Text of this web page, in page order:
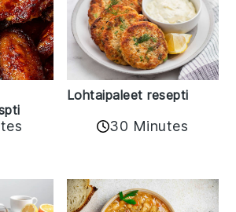
Lohtaipaleet resepti
30 Minutes